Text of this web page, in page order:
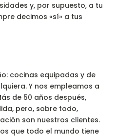
y, por supuesto, a tu
decimos «sí» a tus
cocinas equipadas y de
Y nos empleamos a
de 50 años después,
pero, sobre todo,
son nuestros clientes.
que todo el mundo tiene